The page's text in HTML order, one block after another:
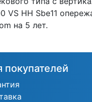
VS HH Sbe11
на 5 лет.
покупателей